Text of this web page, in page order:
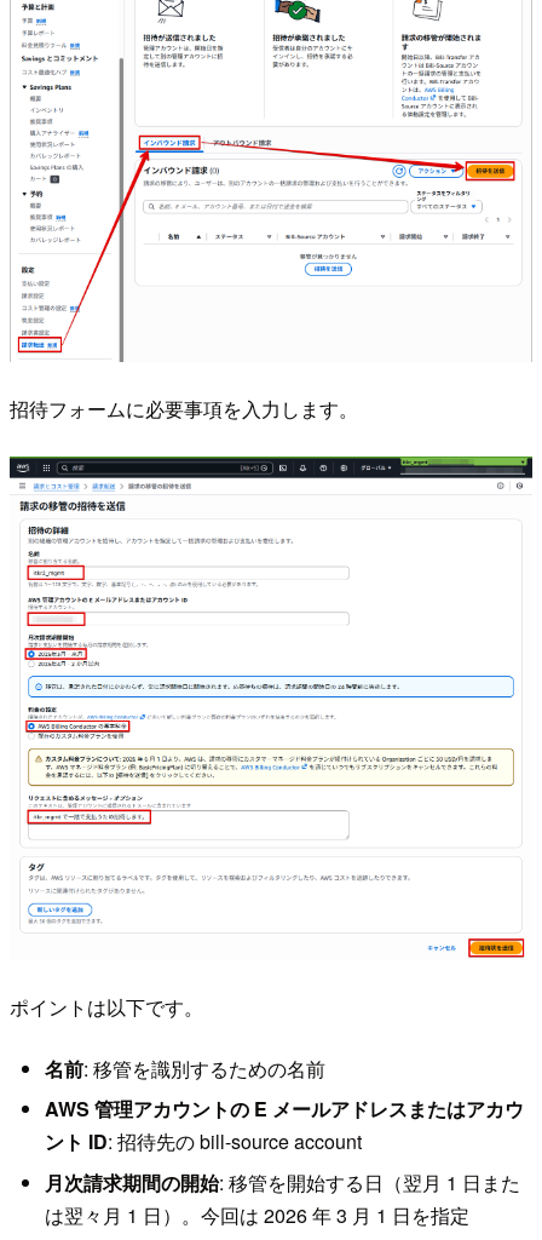
招待フォームに必要事項を入力します。
ポイントは以下です。
名前: 移管を識別するための名前
AWS 管理アカウントの E メールアドレスまたはアカウ
ント ID: 招待先の bill-source account
月次請求期間の開始: 移管を開始する日（翌月 1 日また
は翌々月 1 日）。今回は 2026 年 3 月 1 日を指定